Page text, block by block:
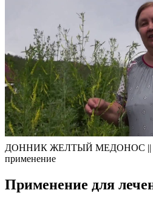
ДОННИК ЖЕЛТЫЙ МЕДОНОС ||
применение
Применение для